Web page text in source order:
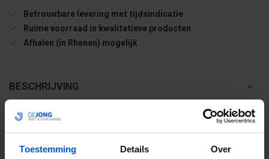
Toestemming Details Over
Betrouwbare levering met tijdsindicatie
Ruime voorraad in kwalitatieve producten
Afhalen (in Rhenen) mogelijk
BESCHRIJVING
WIJ HELPEN JE GRAAG